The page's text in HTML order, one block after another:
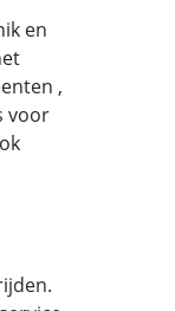
en
,
voor